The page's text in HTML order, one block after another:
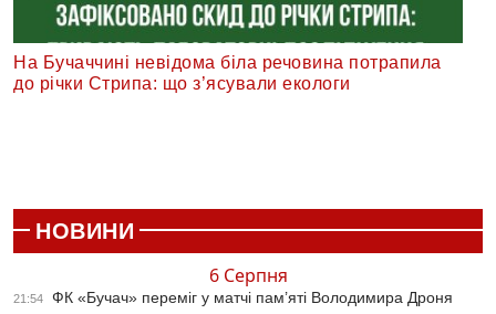
На Бучаччині невідома біла речовина потрапила
до річки Стрипа: що з’ясували екологи
НОВИНИ
6 Серпня
21:54 ФК «Бучач» переміг у матчі пам’яті Володимира Дроня